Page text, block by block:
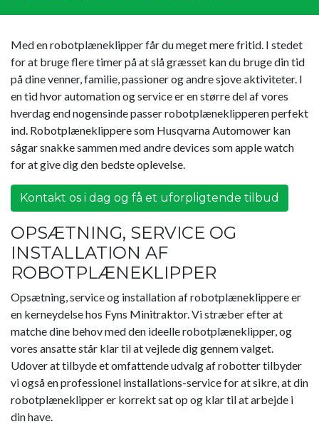
Med en robotplæneklipper får du meget mere fritid. I stedet
for at bruge flere timer på at slå græsset kan du bruge din tid
på dine venner, familie, passioner og andre sjove aktiviteter. I
en tid hvor automation og service er en større del af vores
hverdag end nogensinde passer robotplæneklipperen perfekt
ind. Robotplæneklippere som Husqvarna Automower kan
sågar snakke sammen med andre devices som apple watch
for at give dig den bedste oplevelse.
Kontakt os i dag og få et uforpligtende tilbud
OPSÆTNING, SERVICE OG
INSTALLATION AF
ROBOTPLÆNEKLIPPER
Opsætning,serviceog installation af robotplæneklippere er
en kerneydelse hos Fyns Minitraktor. Vi stræber efter at
matche dine behov med den ideelle robotplæneklipper, og
vores ansatte står klar til at vejlede dig gennem valget.
Udover at tilbyde et omfattende udvalg af robotter tilbyder
vi også en professionel installations-service for at sikre, at din
robotplæneklipper er korrekt sat op og klar til at arbejde i
din have.